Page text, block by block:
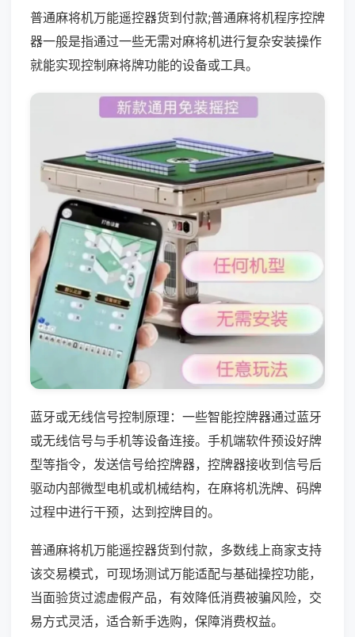
普通麻将机万能遥控器货到付款;普通麻将机程序控牌
器一般是指通过一些无需对麻将机进行复杂安装操作
就能实现控制麻将牌功能的设备或工具。
蓝牙或无线信号控制原理：一些智能控牌器通过蓝牙
或无线信号与手机等设备连接。手机端软件预设好牌
型等指令，发送信号给控牌器，控牌器接收到信号后
驱动内部微型电机或机械结构，在麻将机洗牌、码牌
过程中进行干预，达到控牌目的。
普通麻将机万能遥控器货到付款，多数线上商家支持
该交易模式，可现场测试万能适配与基础操控功能，
当面验货过滤虚假产品，有效降低消费被骗风险，交
易方式灵活，适合新手选购，保障消费权益。